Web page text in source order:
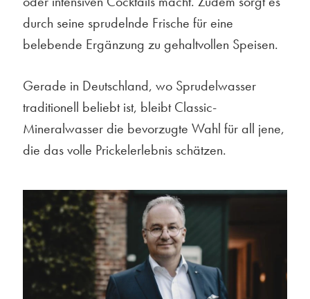
durch seine sprudelnde Frische für eine
belebende Ergänzung zu gehaltvollen Speisen.
Gerade in Deutschland, wo Sprudelwasser
traditionell beliebt ist, bleibt Classic-
Mineralwasser die bevorzugte Wahl für all jene,
die das volle Prickelerlebnis schätzen.